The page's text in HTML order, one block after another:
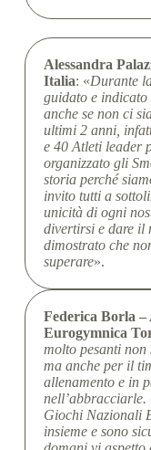
Alessandra
Italia: «Durante
guidato e
anche se non ci
ultimi 2 anni,
e 40 Atleti leader
organizzato gli
storia perché
invito tutti a
unicità di ogni
divertirsi e dare il
dimostrato che
superare».
Federica Borla –
Eurogymnica
molto pesanti non
ma anche per il
allenamento e in
Giochi Nazionali
insieme e sono